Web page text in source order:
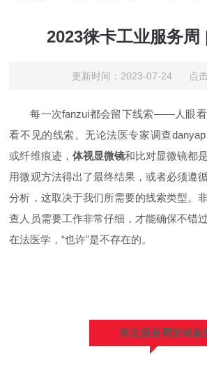
2023徕卡工业服务周
更新时间：2023-07-24 点击
每一次fanzui都会留下线索——人眼
看不见的线索。无论法医专家调查danyap
或纤维痕迹， 体视显微镜和比对显微镜都
用微观方法得出了最终结果，或者必须遵
分析，这取决于我们所需要的线索类型。
查人员需要工作非常仔细，才能确保不错
在法医学，“也许"是不存在的。
本次服务周的对象